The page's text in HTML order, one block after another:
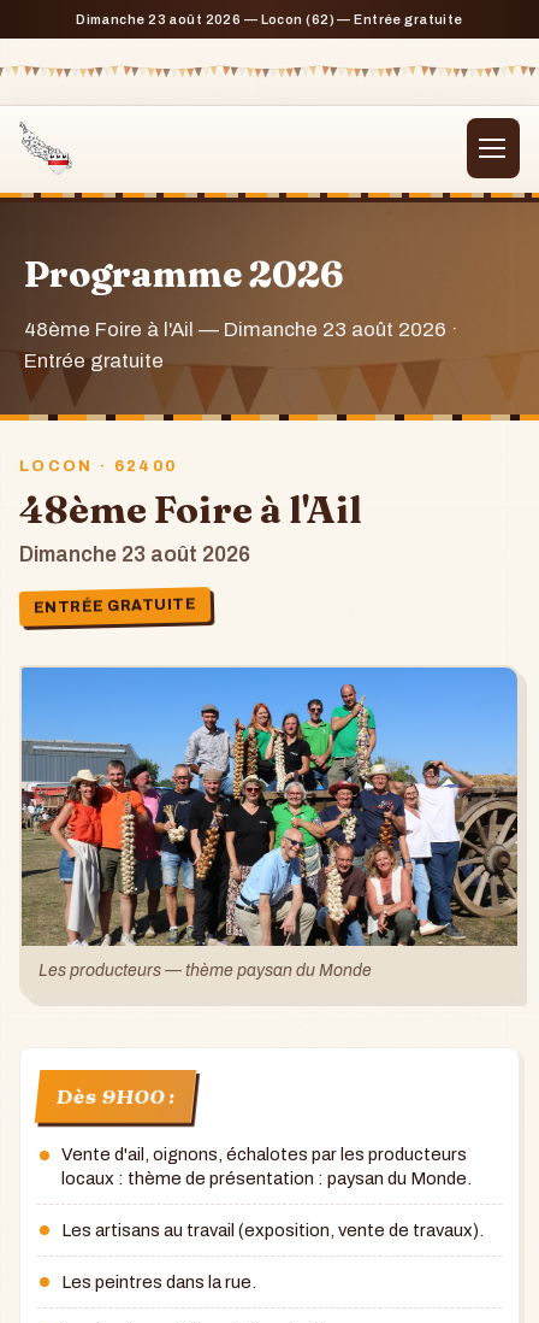
Dimanche 23 août 2026 — Locon (62) — Entrée gratuite
Programme 2026
48ème Foire à l'Ail — Dimanche 23 août 2026 ·
Entrée gratuite
LOCON · 62400
48ème Foire à l'Ail
Dimanche 23 août 2026
ENTRÉE GRATUITE
Les producteurs — thème paysan du Monde
Dès 9H00 :
Vente d'ail, oignons, échalotes par les producteurs
locaux : thème de présentation : paysan du Monde.
Les artisans au travail (exposition, vente de travaux).
Les peintres dans la rue.